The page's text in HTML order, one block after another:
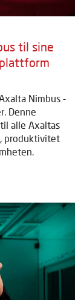
til sine
Nimbus -
Denne
alle Axaltas
produktivitet